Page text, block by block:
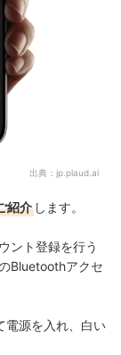
出典： jp.plaud.ai
紹介 します。
ント登録を行う
Bluetoothアクセ
源を入れ、白い